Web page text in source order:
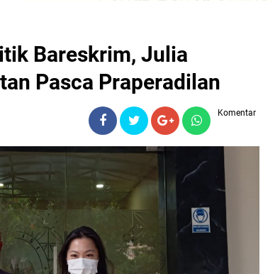
Bareskrim, Julia
Pasca Praperadilan
Komentar